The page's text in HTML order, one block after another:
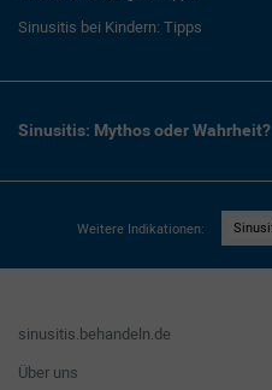
Sinusitis bei Kindern: Tipps
Sinusitis: Mythos oder Wahrheit?
Weitere Indikationen:
sinusitis.behandeln.de
Über uns